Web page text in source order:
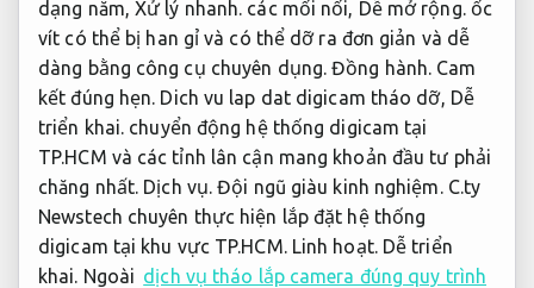
dạng năm,Xử lý nhanh. các mối nối, Dễ mở rộng.ốc
vít có thể bị han gỉ và có thể dỡ ra đơn giản và dễ
dàng bằng công cụ chuyên dụng.Đồng hành. Cam
kết đúng hẹn. Dich vu lap dat digicam tháo dỡ, Dễ
triển khai. chuyển động hệ thống digicam tại
TP.HCM và các tỉnh lân cận mang khoản đầu tư phải
chăng nhất. Dịch vụ. Đội ngũ giàu kinh nghiệm.C.ty
Newstech chuyên thực hiện lắp đặt hệ thống
digicam tại khu vực TP.HCM. Linh hoạt. Dễ triển
khai. Ngoài dịch vụ tháo lắp camera đúng quy trình